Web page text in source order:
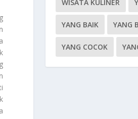
WISATA KULINER
YANG BAIK YANG
YANG COCOK